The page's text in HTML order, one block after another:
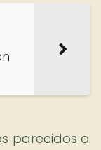
parecidos a